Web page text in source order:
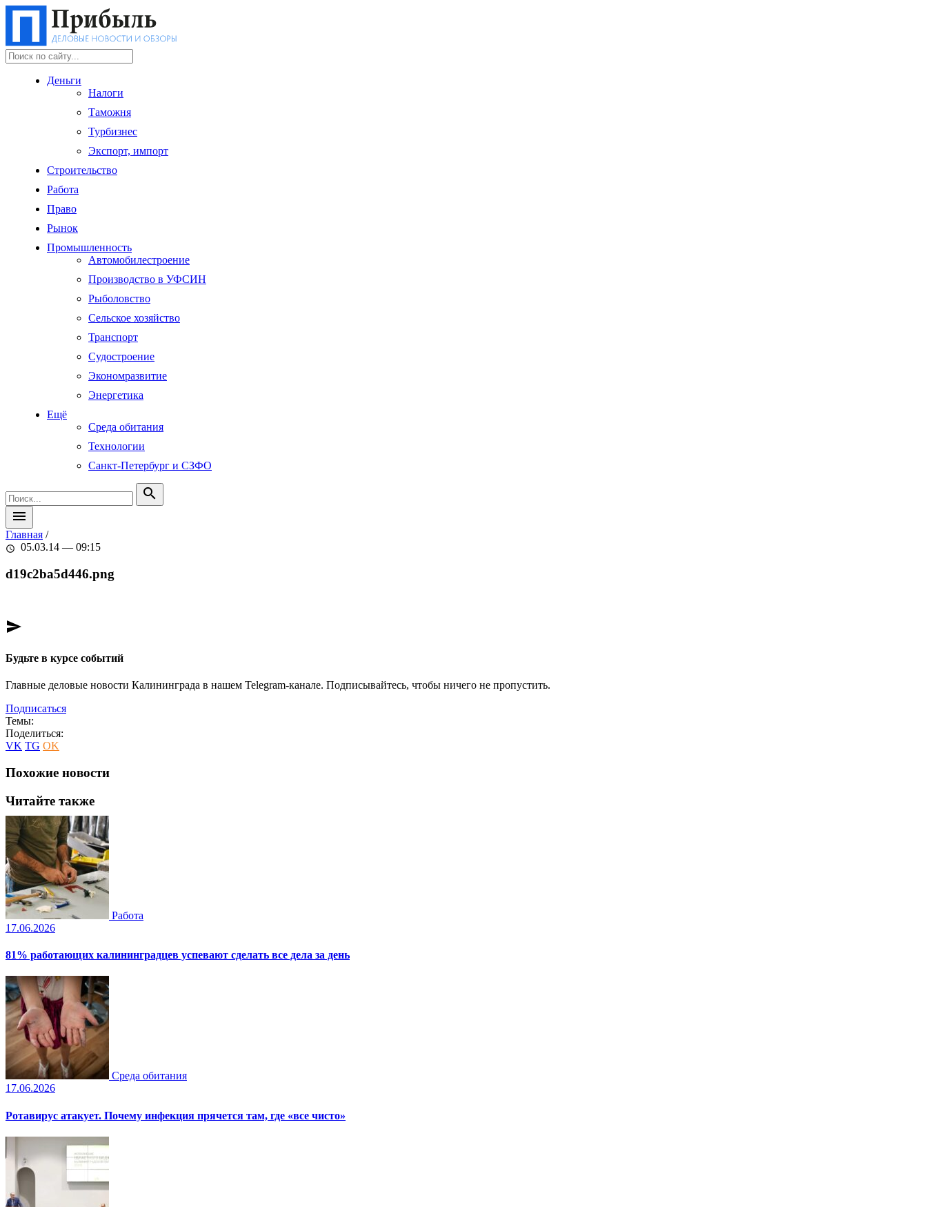
Деньги
Налоги
Таможня
Турбизнес
Экспорт, импорт
Строительство
Работа
Право
Рынок
Промышленность
Автомобилестроение
Производство в УФСИН
Рыболовство
Сельское хозяйство
Транспорт
Судостроение
Экономразвитие
Энергетика
Ещё
Среда обитания
Технологии
Санкт-Петербург и СЗФО
search
menu
Главная /
schedule 05.03.14 — 09:15
d19c2ba5d446.png
send
Будьте в курсе событий
Главные деловые новости Калининграда в нашем Telegram-канале. Подписывайтесь, чтобы ничего не пропустить.
Подписаться
Темы:
Поделиться:
VK TG OK
Похожие новости
Читайте также
Работа
17.06.2026
81% работающих калининградцев успевают сделать все дела за день
Среда обитания
17.06.2026
Ротавирус атакует. Почему инфекция прячется там, где «все чисто»